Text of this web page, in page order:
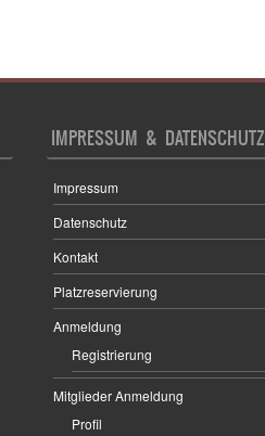
IMPRESSUM & DATENSCHUTZ
Impressum
Datenschutz
Kontakt
Platzreservierung
Anmeldung
Registrierung
Mitglieder Anmeldung
Profil